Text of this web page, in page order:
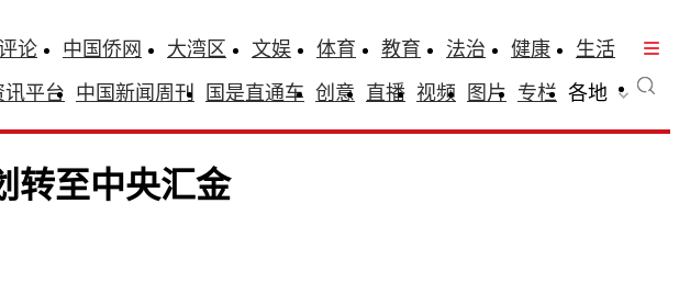
论 中国侨网 大湾区 文娱 体育 教育 法治 健康
生活
平台 中国新闻周刊 国是直通车 创意 直播 视频 图片 专栏 各地
转至中央汇金